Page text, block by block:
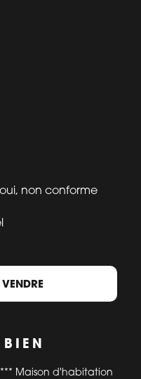
non conforme
Maison d'habitation